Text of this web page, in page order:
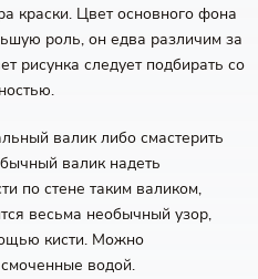
краски. Цвет основного фона
роль, он едва различим за
рисунка следует подбирать со
валик либо смастерить
валик надеть
по стене таким валиком,
весьма необычный узор,
кисти. Можно
водой.